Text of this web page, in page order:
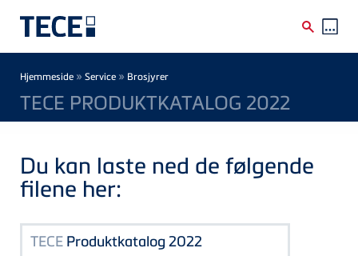
Breadcrumb
Hjemmeside » Service » Brosjyrer
TECE PRODUKTKATALOG 2022
Du kan laste ned de følgende
filene her:
TECE Produktkatalog 2022